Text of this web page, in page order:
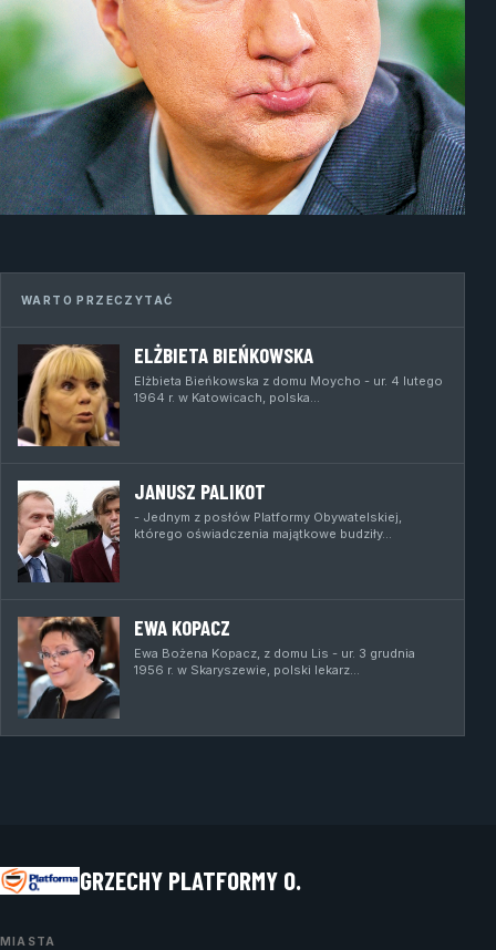
WARTO PRZECZYTAĆ
ELŻBIETA BIEŃKOWSKA
Elżbieta Bieńkowska z domu Moycho - ur. 4 lutego
1964 r. w Katowicach, polska…
JANUSZ PALIKOT
- Jednym z posłów Platformy Obywatelskiej,
którego oświadczenia majątkowe budziły…
EWA KOPACZ
Ewa Bożena Kopacz, z domu Lis - ur. 3 grudnia
1956 r. w Skaryszewie, polski lekarz…
GRZECHY PLATFORMY O.
MIASTA